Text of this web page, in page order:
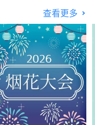
查看更多